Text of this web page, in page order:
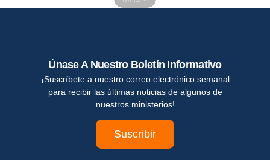
Únase A Nuestro Boletín Informativo
¡Suscríbete a nuestro correo electrónico semanal
para recibir las últimas noticias de algunos de
nuestros ministerios!
Suscribir